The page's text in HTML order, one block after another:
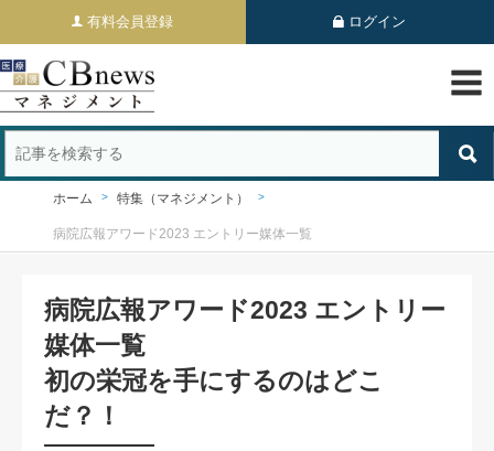
有料会員登録 ログイン
ホーム 特集（マネジメント）
病院広報アワード2023 エントリー媒体一覧
病院広報アワード2023 エントリー
媒体一覧
初の栄冠を手にするのはどこ
だ？！